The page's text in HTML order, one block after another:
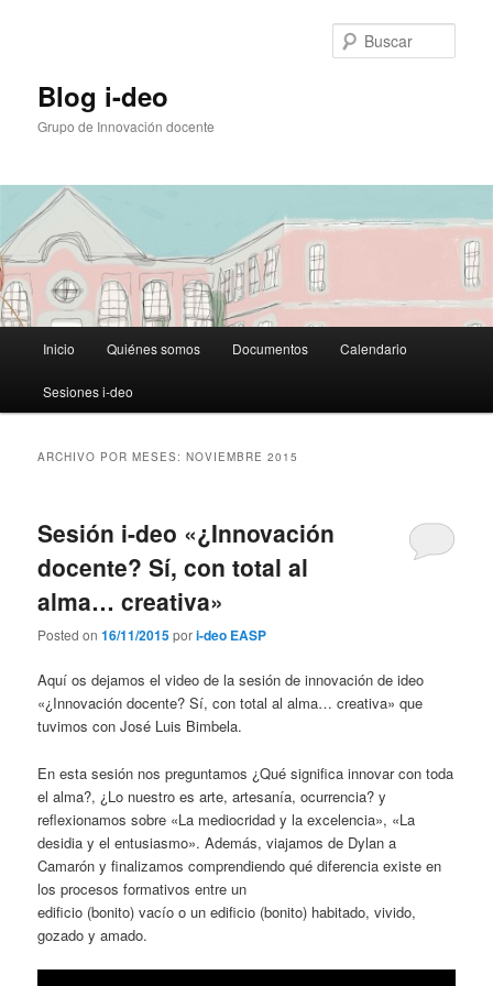
Blog i-deo
Grupo de Innovación docente
principal
Inicio Quiénes somos Documentos Calendario
Sesiones i-deo
ARCHIVO POR MESES:NOVIEMBRE 2015
Sesión i-deo «¿Innovación
docente? Sí, con total al
alma… creativa»
Posted on16/11/2015pori-deo EASP
Aquí os dejamos el video de la sesión de innovación de ideo
«¿Innovación docente? Sí, con total al alma… creativa» que
tuvimos con José Luis Bimbela.
En esta sesión nos preguntamos ¿Qué significa innovar con toda
el alma?, ¿Lo nuestro es arte, artesanía, ocurrencia? y
reflexionamos sobre «La mediocridad y la excelencia», «La
desidia y el entusiasmo». Además, viajamos de Dylan a
Camarón y finalizamos comprendiendo qué diferencia existe en
los procesos formativos entre un
edificio (bonito) vacío o un edificio (bonito) habitado, vivido,
gozado y amado.